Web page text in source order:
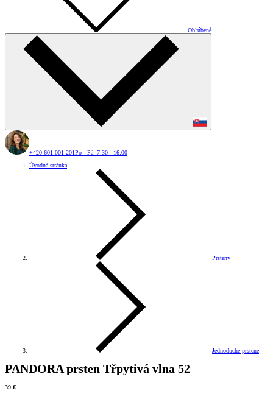
Obľúbené
+420 601 001 201Po - Pá: 7:30 - 16:00
Úvodná stránka
Prsteny
Jednoduché prstene
PANDORA prsten Třpytivá vlna 52
39 €